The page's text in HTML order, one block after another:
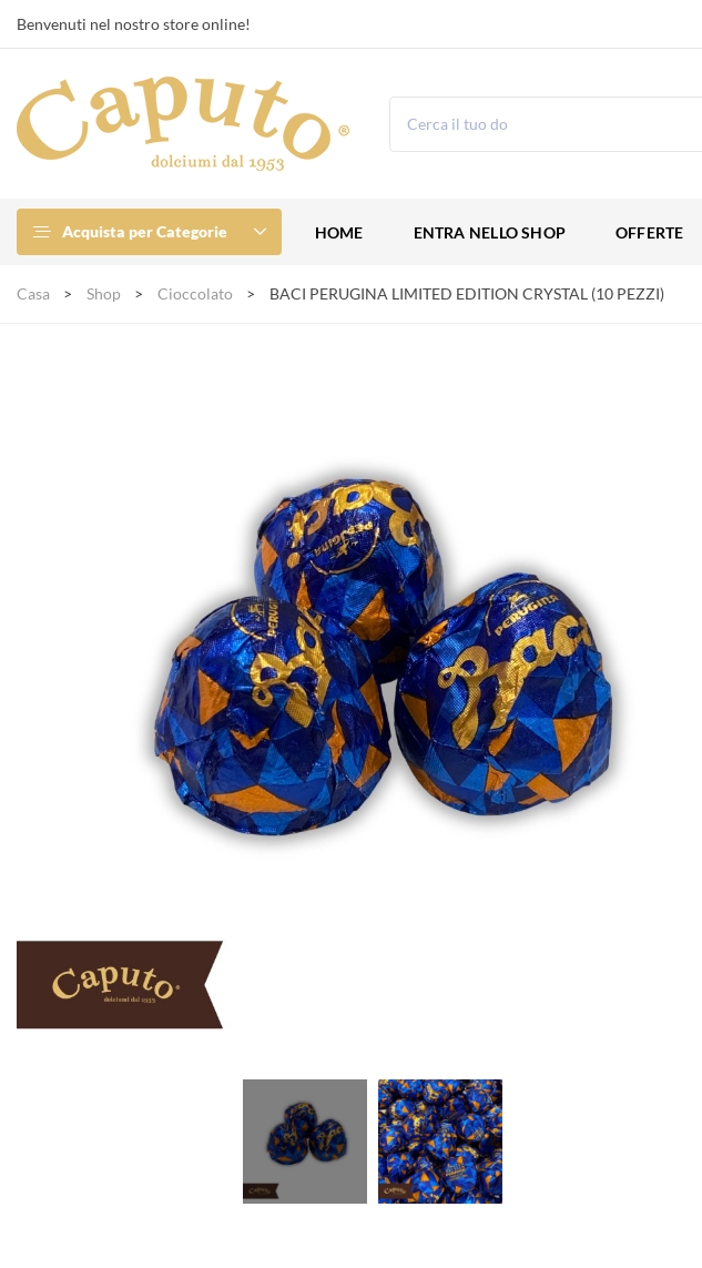
Benvenuti nel nostro store online!
Acquista per Categorie HOME ENTRA NELLO SHOP OFFERTE
Casa Shop Cioccolato BACI PERUGINA LIMITED EDITION CRYSTAL (10 PEZZI)